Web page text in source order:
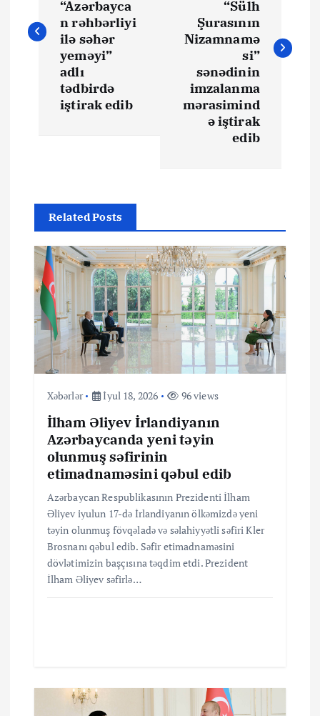
z
ı
q
a
s
y
“Azərbayca
n rəhbərliyi
ilə səhər
yeməyi”
adlı
tədbirdə
iştirak edib
“Sülh
Şurasının
Nizamnamə
si”
sənədinin
imzalanma
mərasimind
ə iştirak
edib
Related Posts
Xəbərlər İyul 18, 2026 96 views
İlham Əliyev İrlandiyanın
Azərbaycanda yeni təyin
olunmuş səfirinin
etimadnaməsini qəbul edib
Azərbaycan Respublikasının Prezidenti İlham
Əliyev iyulun 17-də İrlandiyanın ölkəmizdə yeni
təyin olunmuş fövqəladə və səlahiyyətli səfiri Kler
Brosnanı qəbul edib. Səfir etimadnaməsini
dövlətimizin başçısına təqdim etdi. Prezident
İlham Əliyev səfirlə…